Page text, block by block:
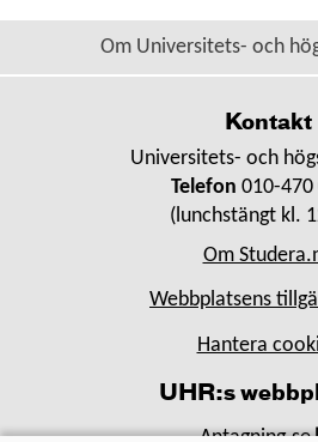
Om Universitets- och
Kontakt
Universitets- och
Telefon 010-470
(lunchstängt kl.
Om
Webbplatsens
Hantera
UHR:s
Antagning.se